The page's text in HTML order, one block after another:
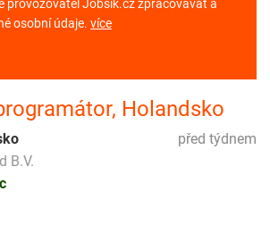
provozovatel Jobsik.cz zpracovávat a
osobní údaje. více
Holandsko
před týdnem
B.V.